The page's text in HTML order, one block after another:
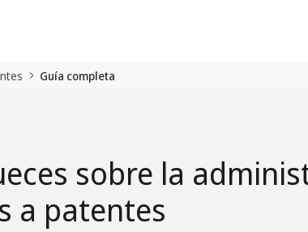
Guía completa
sobre la
a patentes